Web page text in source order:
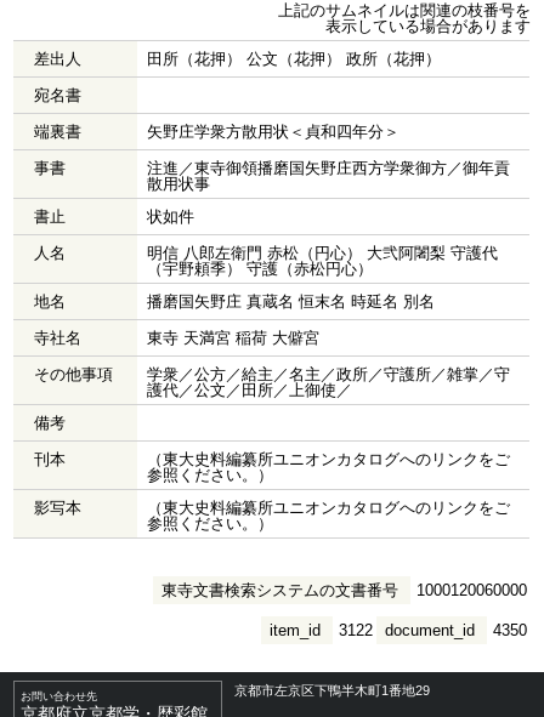
上記のサムネイルは関連の枝番号を
表示している場合があります
差出人
田所（花押） 公文（花押） 政所（花押）
宛名書
端裏書
矢野庄学衆方散用状＜貞和四年分＞
事書
注進／東寺御領播磨国矢野庄西方学衆御方／御年貢
散用状事
書止
状如件
人名
明信 八郎左衛門 赤松（円心） 大弐阿闍梨 守護代
（宇野頼季） 守護（赤松円心）
地名
播磨国矢野庄 真蔵名 恒末名 時延名 別名
寺社名
東寺 天満宮 稲荷 大僻宮
その他事項
学衆／公方／給主／名主／政所／守護所／雑掌／守
護代／公文／田所／上御使／
備考
刊本
（東大史料編纂所ユニオンカタログへのリンクをご
参照ください。）
影写本
（東大史料編纂所ユニオンカタログへのリンクをご
参照ください。）
東寺文書検索システムの文書番号 1000120060000
document_id 4350
item_id 3122
お問い合わせ先 京都市左京区下鴨半木町1番地29